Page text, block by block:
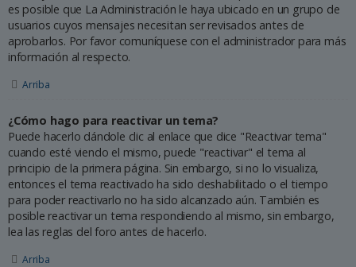
es posible que La Administración le haya ubicado en un grupo de
usuarios cuyos mensajes necesitan ser revisados antes de
aprobarlos. Por favor comuníquese con el administrador para más
información al respecto.
Arriba
¿Cómo hago para reactivar un tema?
Puede hacerlo dándole clic al enlace que dice "Reactivar tema"
cuando esté viendo el mismo, puede "reactivar" el tema al
principio de la primera página. Sin embargo, si no lo visualiza,
entonces el tema reactivado ha sido deshabilitado o el tiempo
para poder reactivarlo no ha sido alcanzado aún. También es
posible reactivar un tema respondiendo al mismo, sin embargo,
lea las reglas del foro antes de hacerlo.
Arriba